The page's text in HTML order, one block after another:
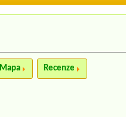
Mapa Recenze